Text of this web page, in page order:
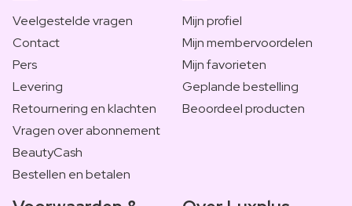
Veelgestelde vragen
Contact
Pers
Levering
Retournering en klachten
Vragen over abonnement
BeautyCash
Bestellen en betalen
Mijn profiel
Mijn membervoordelen
Mijn favorieten
Geplande bestelling
Beoordeel producten